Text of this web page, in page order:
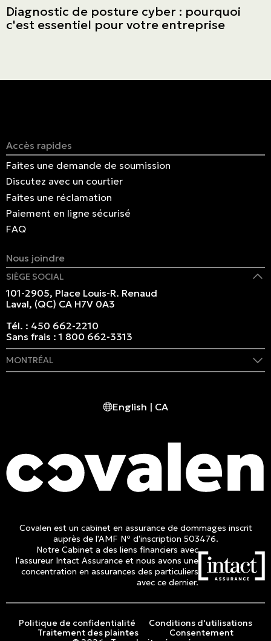
Diagnostic de posture cyber : pourquoi
c'est essentiel pour votre entreprise
Accès rapides
Faites une demande de soumission
Discutez avec un courtier
Faites une réclamation
Paiement en ligne sécurisé
FAQ
Nous joindre
SIÈGE SOCIAL
101-2905, Place Louis-R. Renaud
Laval, (QC) CA H7V 0A3
Tél. : 450 662-2210
Sans frais :1 800 662-3313
MONTRÉAL
English | CA
Covalen est un cabinet en assurance de dommages inscrit
auprès de l'AMF Nº d'inscription 503476.
Notre Cabinet a des liens financiers avec
l'assureur Intact Assurance et nous avons une
concentration en assurances des particuliers
avec ce dernier.
Politique de confidentialité
Conditions d'utilisations
Traitement des plaintes
Consentement